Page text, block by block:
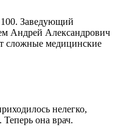
Заведующий
Андрей Александрович
сложные медицинские
нелегко,
она врач.